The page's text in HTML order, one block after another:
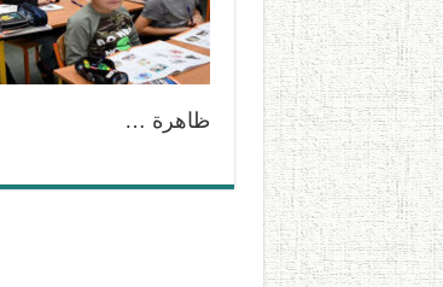
ظاهرة …